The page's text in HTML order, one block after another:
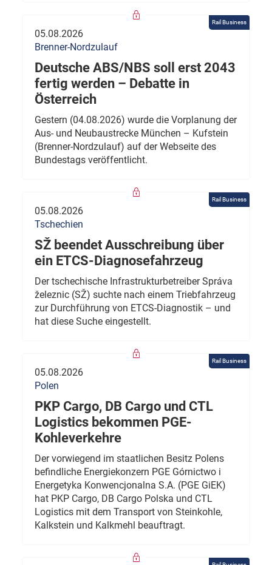
Rail Business
05.08.2026
Brenner-Nordzulauf
Deutsche ABS/NBS soll erst 2043
fertig werden – Debatte in
Österreich
Gestern (04.08.2026) wurde die Vorplanung der
Aus- und Neubaustrecke München – Kufstein
(Brenner-Nordzulauf) auf der Webseite des
Bundestags veröffentlicht.
Rail Business
05.08.2026
Tschechien
SŽ beendet Ausschreibung über
ein ETCS-Diagnosefahrzeug
Der tschechische Infrastrukturbetreiber Správa
železnic (SŽ) suchte nach einem Triebfahrzeug
zur Durchführung von ETCS-Diagnostik – und
hat diese Suche eingestellt.
Rail Business
05.08.2026
Polen
PKP Cargo, DB Cargo und CTL
Logistics bekommen PGE-
Kohleverkehre
Der vorwiegend im staatlichen Besitz Polens
befindliche Energiekonzern PGE Górnictwo i
Energetyka Konwencjonalna S.A. (PGE GiEK)
hat PKP Cargo, DB Cargo Polska und CTL
Logistics mit dem Transport von Steinkohle,
Kalkstein und Kalkmehl beauftragt.